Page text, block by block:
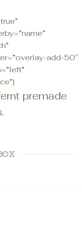
add-50″
premade